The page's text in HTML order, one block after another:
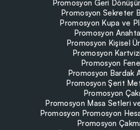
Promosyon Geri
Promosyon Sekreter
Promosyon Kupa ve
Promosyon
Promosyon Kişisel
Promosyon
Promosyon
Promosyon Bardak
Promosyon Şerit
Promosyon Çakı
Promosyon Masa Setleri
Promosyon Promosyon
Promosyon